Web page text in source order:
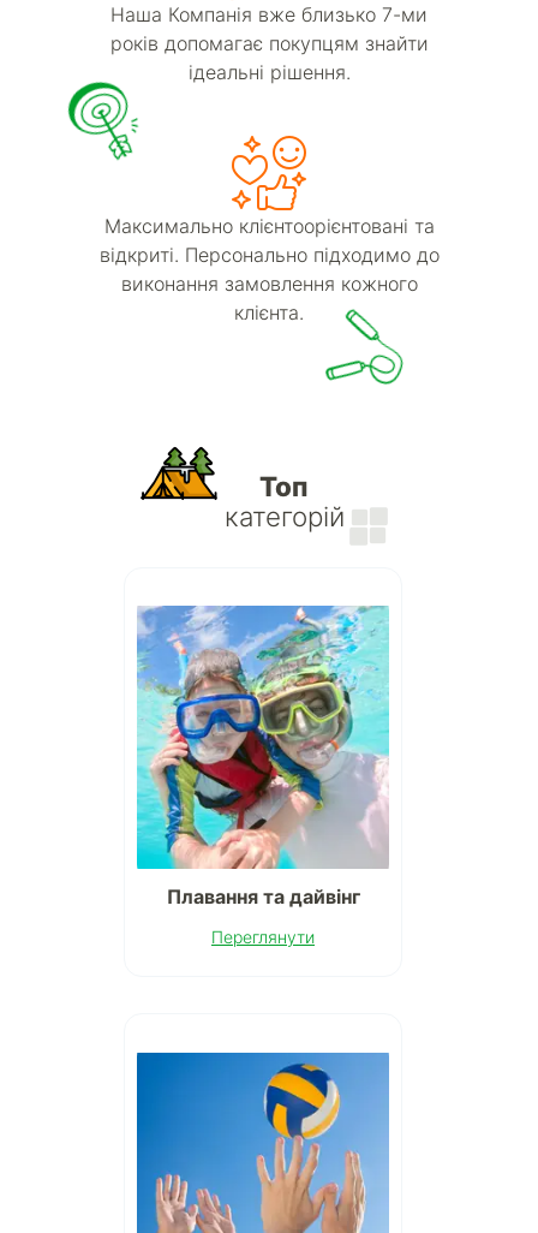
Наша Компанія вже близько 7-ми
років допомагає покупцям знайти
ідеальні рішення.
Максимально клієнтоорієнтовані та
відкриті. Персонально підходимо до
виконання замовлення кожного
клієнта.
Топ
категорій
Плавання та дайвінг
Переглянути